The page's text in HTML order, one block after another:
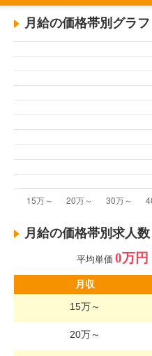
月給の価格帯別グラフ
月給の価格帯別求人数
平均単価 0万円
月収
15万～
20万～